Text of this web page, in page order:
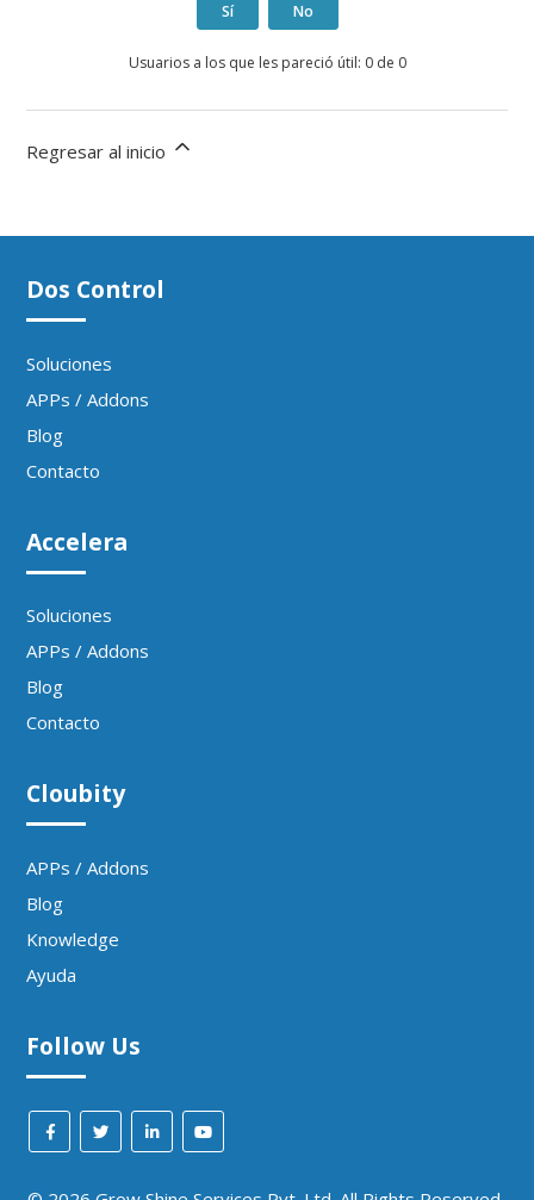
Sí No
Usuarios a los que les pareció útil: 0 de 0
Regresar al inicio
Dos Control
Soluciones
APPs / Addons
Blog
Contacto
Accelera
Soluciones
APPs / Addons
Blog
Contacto
Cloubity
APPs / Addons
Blog
Knowledge
Ayuda
Follow Us